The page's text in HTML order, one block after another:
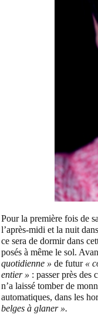
Pour la première fois de
l’après-midi et la nuit
ce sera de dormir dans
posés à même le sol.
quotidienne » de futur «
entier » : passer près des
n’a laissé tomber de
automatiques, dans les
belges à glaner ».